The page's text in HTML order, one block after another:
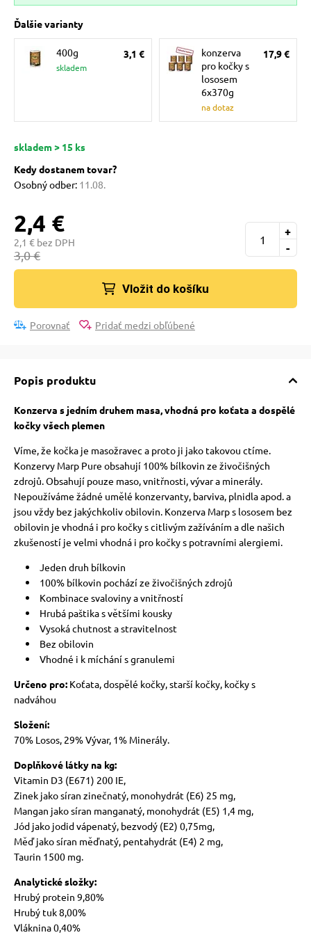
a ohlávky
psov
so psom
mačky
mačky
poukazy
Ďalšie varianty
400g
skladem
3,1 €
konzerva
pro kočky s
lososem
6x370g
na dotaz
17,9 €
skladem > 15 ks
Kedy dostanem tovar?
Osobný odber: 11.08.
2,4 €
2,1 € bez DPH
3,0 € -
+
Vložit do košíku
Porovnať Pridať medzi obľúbené
Popis produktu
Konzerva s jedním druhem masa, vhodná pro koťata a dospělé
kočky všech plemen
Víme, že kočka je masožravec a proto ji jako takovou ctíme.
Konzervy Marp Pure obsahují 100% bílkovin ze živočišných
zdrojů. Obsahují pouze maso, vnitřnosti, vývar a minerály.
Nepoužíváme žádné umělé konzervanty, barviva, plnidla apod. a
jsou vždy bez jakýchkoliv obilovin. Konzerva Marp s lososem bez
obilovin je vhodná i pro kočky s citlivým zažíváním a dle našich
zkušeností je velmi vhodná i pro kočky s potravními alergiemi.
Jeden druh bílkovin
100% bílkovin pochází ze živočišných zdrojů
Kombinace svaloviny a vnitřností
Hrubá paštika s většími kousky
Vysoká chutnost a stravitelnost
Bez obilovin
Vhodné i k míchání s granulemi
Určeno pro:Koťata, dospělé kočky, starší kočky, kočky s
nadváhou
Složení:
70% Losos, 29% Vývar, 1% Minerály.
Doplňkové látky na kg:
Vitamin D3 (E671) 200 IE,
Zinek jako síran zinečnatý, monohydrát (E6) 25 mg,
Mangan jako síran manganatý, monohydrát (E5) 1,4 mg,
Jód jako jodid vápenatý, bezvodý (E2) 0,75mg,
Měď jako síran měďnatý, pentahydrát (E4) 2 mg,
Taurin 1500 mg.
Analytické složky:
Hrubý protein 9,80%
Hrubý tuk 8,00%
Vláknina 0,40%